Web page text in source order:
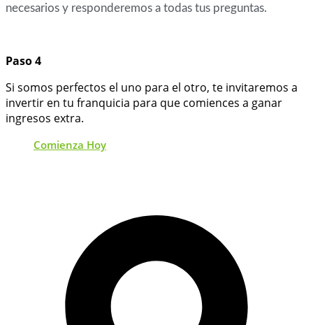
necesarios y responderemos a todas tus preguntas.
Paso 4
Si somos perfectos el uno para el otro, te invitaremos a
invertir en tu franquicia para que comiences a ganar
ingresos extra.
Comienza Hoy